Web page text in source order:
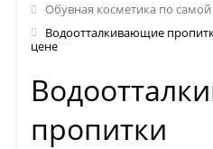
Обувная косметика по
Водоотталкивающие
цене
пропитки